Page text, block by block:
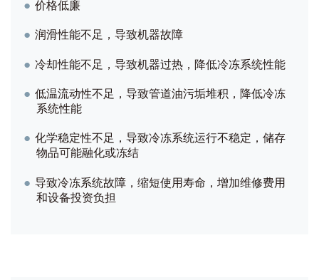
● 价格低廉
● 润滑性能不足，导致机器故障
● 冷却性能不足，导致机器过热，降低冷冻系统性能
● 低温流动性不足，导致管道油污垢堆积，降低冷冻
系统性能
● 化学稳定性不足，导致冷冻系统运行不稳定，储存
物品可能融化或冻结
● 导致冷冻系统故障，缩短使用寿命，增加维修费用
和设备投资负担